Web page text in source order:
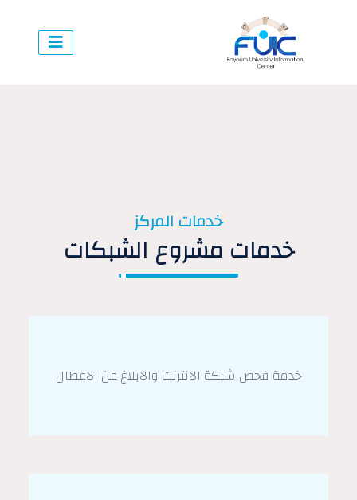
خدمات المركز
خدمات مشروع الشبكات
خدمة فحص شبكة الانترنت والابلاغ عن الاعطال